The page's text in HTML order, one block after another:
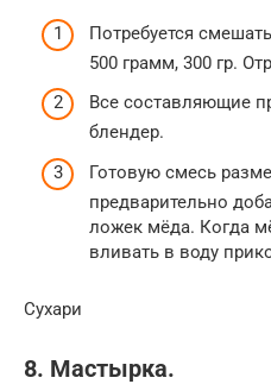
Потребуется
500 грамм, 300 гр.
Все составляющие
блендер.
Готовую смесь
предварительно
ложек мёда. Когда
вливать в воду
Сухари
8. Мастырка.